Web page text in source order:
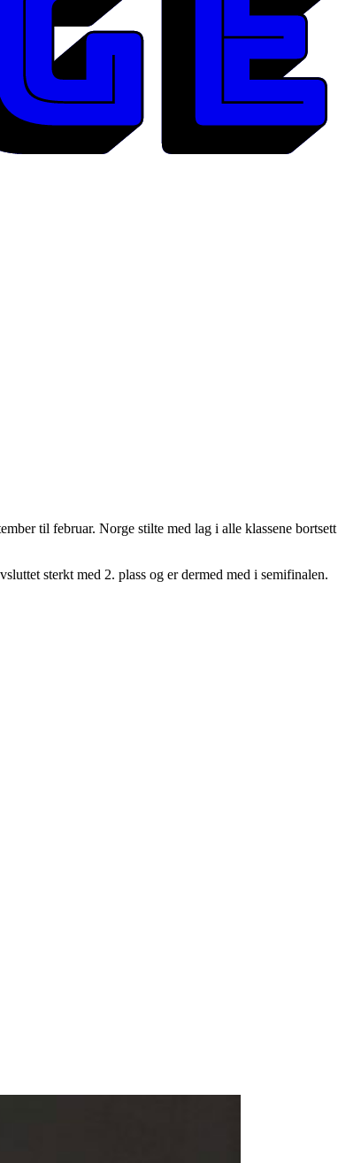
til februar. Norge stilte med lag i alle klassene bortsett
sterkt med 2. plass og er dermed med i semifinalen.